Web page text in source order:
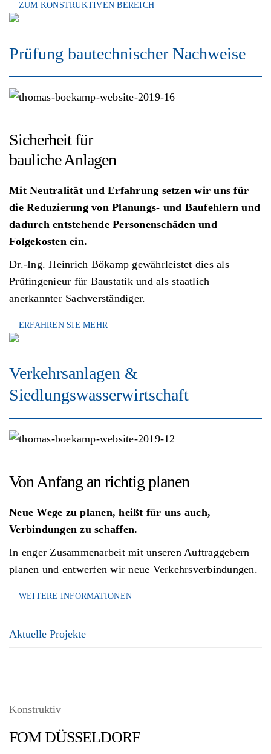
ZUM KONSTRUKTIVEN BEREICH
Prüfung bautechnischer Nachweise
Sicherheit für
bauliche Anlagen
Mit Neutralität und Erfahrung setzen wir uns für
die Reduzierung von Planungs- und Baufehlern und
dadurch entstehende Personenschäden und
Folgekosten ein.
Dr.-Ing. Heinrich Bökamp gewährleistet dies als
Prüfingenieur für Baustatik und als staatlich
anerkannter Sachverständiger.
ERFAHREN SIE MEHR
Verkehrsanlagen &
Siedlungswasserwirtschaft
Von Anfang an richtig planen
Neue Wege zu planen, heißt für uns auch,
Verbindungen zu schaffen.
In enger Zusammenarbeit mit unseren Auftraggebern
planen und entwerfen wir neue Verkehrsverbindungen.
WEITERE INFORMATIONEN
Aktuelle Projekte
Konstruktiv
FOM DÜSSELDORF